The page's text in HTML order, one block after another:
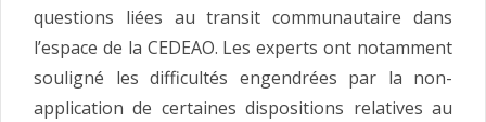
questions liées au transit communautaire dans
l’espace de la CEDEAO. Les experts ont notamment
souligné les difficultés engendrées par la non-
application de certaines dispositions relatives au